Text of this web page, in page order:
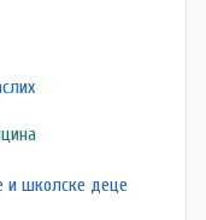
и школске деце